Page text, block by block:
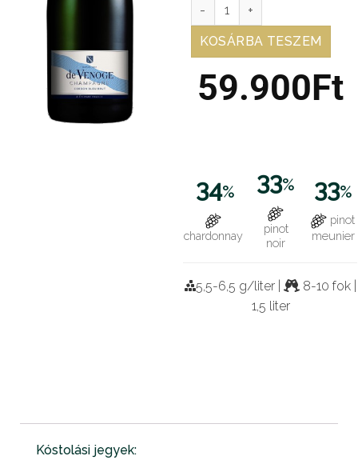
KOSÁRBA TESZEM
59.900Ft
34%
chardonnay
33%
pinot
noir
33%
pinot
meunier
5,5-6,5 g/liter |
8-10 fok |
1,5 liter
Kóstolási jegyek: